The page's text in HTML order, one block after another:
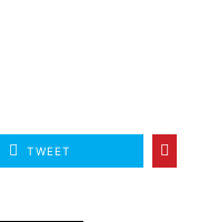
TWEET